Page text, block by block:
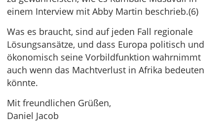
einem Interview mit Abby Martin beschrieb.(6)
Was es braucht, sind auf jeden Fall regionale
Lösungsansätze, und dass Europa politisch und
ökonomisch seine Vorbildfunktion wahrnimmt
auch wenn das Machtverlust in Afrika bedeuten
könnte.
Mit freundlichen Grüßen,
Daniel Jacob